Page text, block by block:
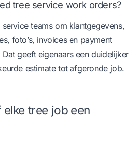
tree service work orders?
teams om klantgegevens,
foto’s, invoices en payment
geeft eigenaars een duidelijker
estimate tot afgeronde job.
tree job een